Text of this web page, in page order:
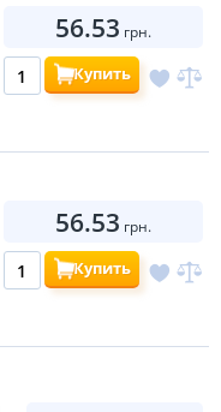
56.53 грн.
Купить
56.53 грн.
Купить